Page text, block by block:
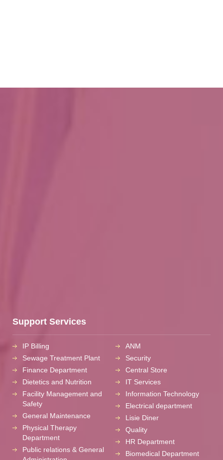
Support Services
IP Billing
Sewage Treatment Plant
Finance Department
Dietetics and Nutrition
Facility Management and
Safety
General Maintenance
Physical Therapy
Department
Public relations & General
ANM
Security
Central Store
IT Services
Information Technology
Electrical department
Lisie Diner
Quality
HR Department
Biomedical Department